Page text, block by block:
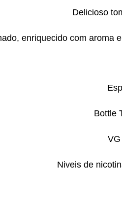
Delicioso
enriquecido com aroma
Bottle
Niveis de